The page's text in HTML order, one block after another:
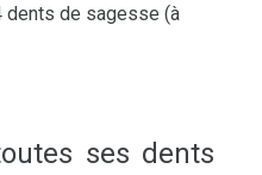
dents de sagesse (à
ses dents